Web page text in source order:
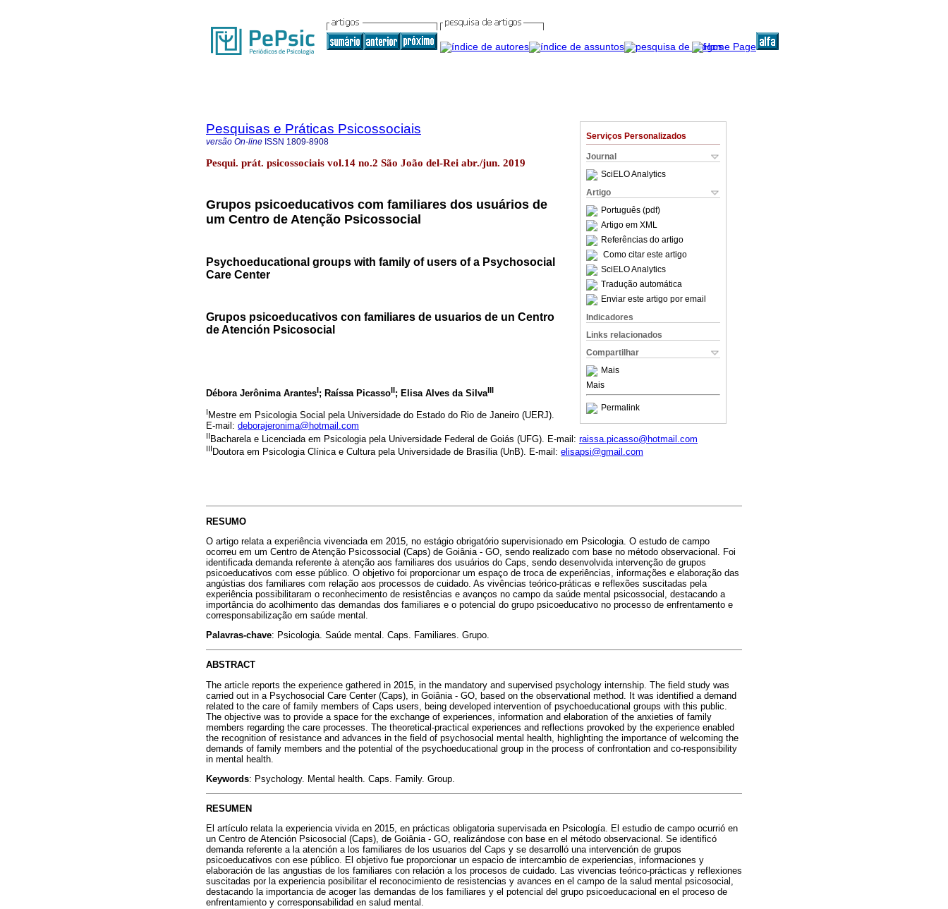
Serviços Personalizados
Journal
SciELO Analytics
Artigo
Português (pdf)
Artigo em XML
Referências do artigo
Como citar este artigo
SciELO Analytics
Tradução automática
Enviar este artigo por email
Indicadores
Links relacionados
Compartilhar
Mais
Mais
Permalink
Pesquisas e Práticas Psicossociais
versão On-line ISSN 1809-8908
Pesqui. prát. psicossociais vol.14 no.2 São João del-Rei abr./jun. 2019
Grupos psicoeducativos com familiares dos usuários de
um Centro de Atenção Psicossocial
Psychoeducational groups with family of users of a Psychosocial
Care Center
Grupos psicoeducativos con familiares de usuarios de un Centro
de Atención Psicosocial
Débora Jerônima ArantesI; Raíssa PicassoII; Elisa Alves da SilvaIII
I Mestre em Psicologia Social pela Universidade do Estado do Rio de Janeiro (UERJ).
E-mail: deborajeronima@hotmail.com
IIBacharela e Licenciada em Psicologia pela Universidade Federal de Goiás (UFG). E-mail: raissa.picasso@hotmail.com
III Doutora em Psicologia Clínica e Cultura pela Universidade de Brasília (UnB). E-mail: elisapsi@gmail.com
RESUMO
O artigo relata a experiência vivenciada em 2015, no estágio obrigatório supervisionado em Psicologia. O estudo de campo
ocorreu em um Centro de Atenção Psicossocial (Caps) de Goiânia - GO, sendo realizado com base no método observacional. Foi
identificada demanda referente à atenção aos familiares dos usuários do Caps, sendo desenvolvida intervenção de grupos
psicoeducativos com esse público. O objetivo foi proporcionar um espaço de troca de experiências, informações e elaboração das
angústias dos familiares com relação aos processos de cuidado. As vivências teórico-práticas e reflexões suscitadas pela
experiência possibilitaram o reconhecimento de resistências e avanços no campo da saúde mental psicossocial, destacando a
importância do acolhimento das demandas dos familiares e o potencial do grupo psicoeducativo no processo de enfrentamento e
corresponsabilização em saúde mental.
Palavras-chave: Psicologia. Saúde mental. Caps. Familiares. Grupo.
ABSTRACT
The article reports the experience gathered in 2015, in the mandatory and supervised psychology internship. The field study was
carried out in a Psychosocial Care Center (Caps), in Goiânia - GO, based on the observational method. It was identified a demand
related to the care of family members of Caps users, being developed intervention of psychoeducational groups with this public.
The objective was to provide a space for the exchange of experiences, information and elaboration of the anxieties of family
members regarding the care processes. The theoretical-practical experiences and reflections provoked by the experience enabled
the recognition of resistance and advances in the field of psychosocial mental health, highlighting the importance of welcoming the
demands of family members and the potential of the psychoeducational group in the process of confrontation and co-responsibility
in mental health.
Keywords: Psychology. Mental health. Caps. Family. Group.
RESUMEN
El artículo relata la experiencia vivida en 2015, en prácticas obligatoria supervisada en Psicología. El estudio de campo ocurrió en
un Centro de Atención Psicosocial (Caps), de Goiânia - GO, realizándose con base en el método observacional. Se identificó
demanda referente a la atención a los familiares de los usuarios del Caps y se desarrolló una intervención de grupos
psicoeducativos con ese público. El objetivo fue proporcionar un espacio de intercambio de experiencias, informaciones y
elaboración de las angustias de los familiares con relación a los procesos de cuidado. Las vivencias teórico-prácticas y reflexiones
suscitadas por la experiencia posibilitar el reconocimiento de resistencias y avances en el campo de la salud mental psicosocial,
destacando la importancia de acoger las demandas de los familiares y el potencial del grupo psicoeducacional en el proceso de
enfrentamiento y corresponsabilidad en salud mental.